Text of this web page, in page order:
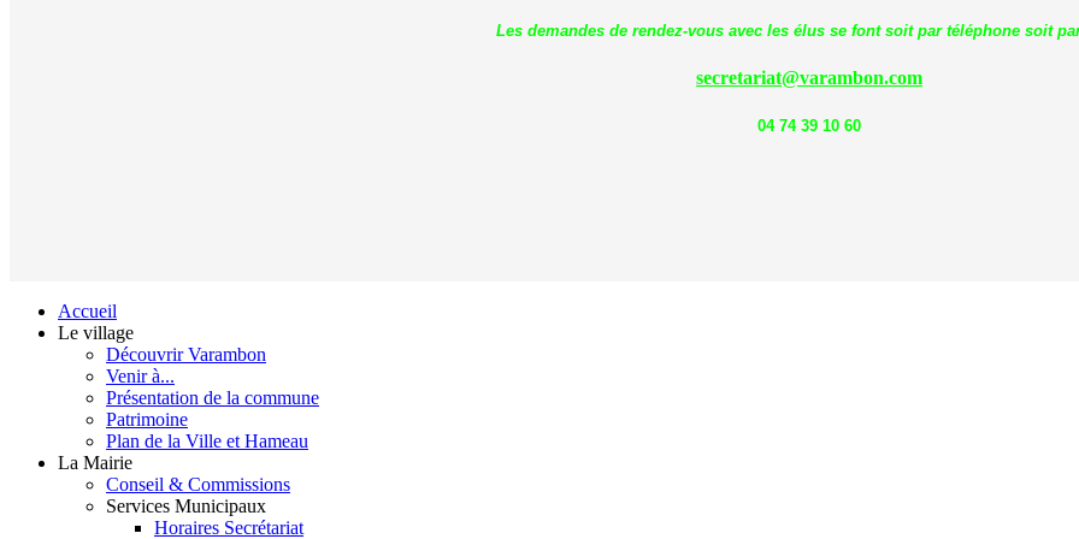
Les demandes de rendez-vous avec les élus se font soit par téléphone soit
secretariat@varambon.com
04 74 39 10 60
Accueil
Le village
Découvrir Varambon
Venir à...
Présentation de la commune
Patrimoine
Plan de la Ville et Hameau
La Mairie
Conseil & Commissions
Services Municipaux
Horaires Secrétariat